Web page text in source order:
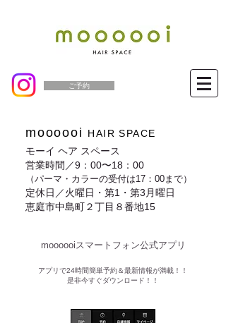
ご予約
moooooi
HAIR SPACE
モーイ ヘア スペース
営業時間／9：00〜18：00
（パーマ・カラーの受付は17：00まで）
定休日／火曜日・第1・第3月曜日
恵庭市中島町２丁目８番地15
moooooiスマートフォン公式アプリ​
​アプリで24時間簡単予約＆最新情報が満載！！
是非今すぐダウンロード！！